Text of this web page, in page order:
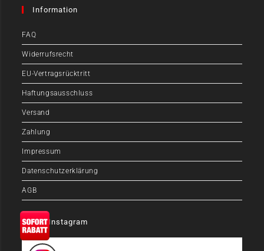
Information
FAQ
Widerrufsrecht
EU-Vertragsrücktritt
Haftungsausschluss
Versand
Zahlung
Impressum
Datenschutzerklärung
AGB
Auf Instagram